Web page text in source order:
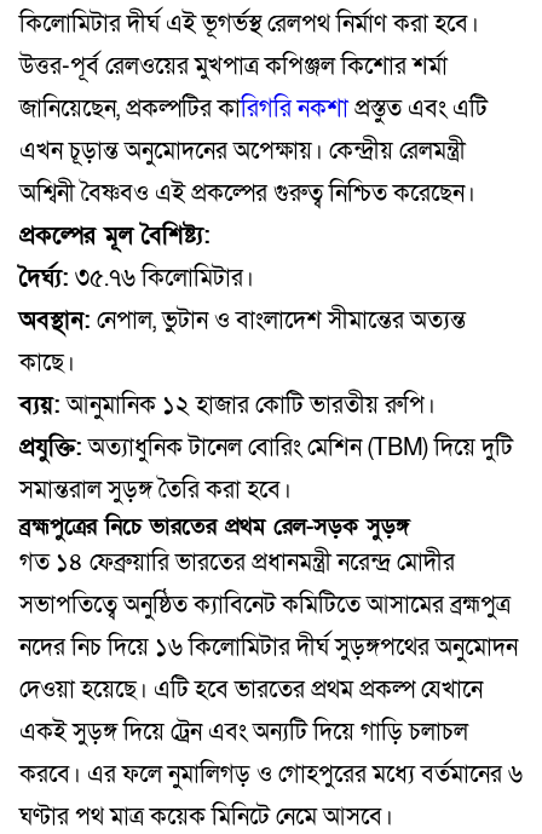
কিলোমিটার দীর্ঘ এই ভূগর্ভস্থ রেলপথ নির্মাণ করা হবে।
উত্তর-পূর্ব রেলওয়ের মুখপাত্র কপিঞ্জল কিশোর শর্মা
জানিয়েছেন, প্রকল্পটির কারিগরি নকশাপ্রস্তুত এবং এটি
এখন চূড়ান্ত অনুমোদনের অপেক্ষায়। কেন্দ্রীয় রেলমন্ত্রী
অশ্বিনী বৈষ্ণবও এই প্রকল্পের গুরুত্ব নিশ্চিত করেছেন।
প্রকল্পের মূল বৈশিষ্ট্য:
দৈর্ঘ্য: ৩৫.৭৬ কিলোমিটার।
অবস্থান: নেপাল, ভুটান ও বাংলাদেশ সীমান্তের অত্যন্ত
কাছে।
ব্যয়:আনুমানিক ১২ হাজার কোটি ভারতীয় রুপি।
প্রযুক্তি:অত্যাধুনিক টানেল বোরিং মেশিন (TBM) দিয়ে দুটি
সমান্তরাল সুড়ঙ্গ তৈরি করা হবে।
ব্রহ্মপুত্রের নিচে ভারতের প্রথম রেল-সড়ক সুড়ঙ্গ
গত ১৪ ফেব্রুয়ারি ভারতের প্রধানমন্ত্রী নরেন্দ্র মোদীর
সভাপতিত্বে অনুষ্ঠিত ক্যাবিনেট কমিটিতে আসামের ব্রহ্মপুত্র
নদের নিচ দিয়ে ১৬ কিলোমিটার দীর্ঘ সুড়ঙ্গপথের অনুমোদন
দেওয়া হয়েছে। এটি হবে ভারতের প্রথম প্রকল্প যেখানে
একই সুড়ঙ্গ দিয়ে ট্রেন এবং অন্যটি দিয়ে গাড়ি চলাচল
করবে। এর ফলে নুমালিগড় ও গোহপুরের মধ্যে বর্তমানের ৬
ঘণ্টার পথ মাত্র কয়েক মিনিটে নেমে আসবে।